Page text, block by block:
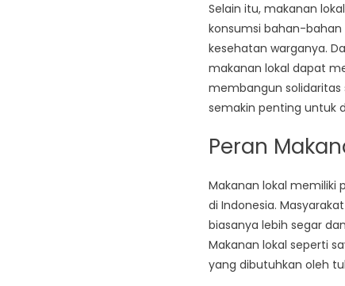
Selain itu, makanan
konsumsi bahan-
kesehatan warganya.
makanan lokal dapat
membangun solidaritas
semakin penting untuk
Peran
Makanan lokal
di Indonesia.
biasanya lebih segar
Makanan lokal seperti
yang dibutuhkan oleh